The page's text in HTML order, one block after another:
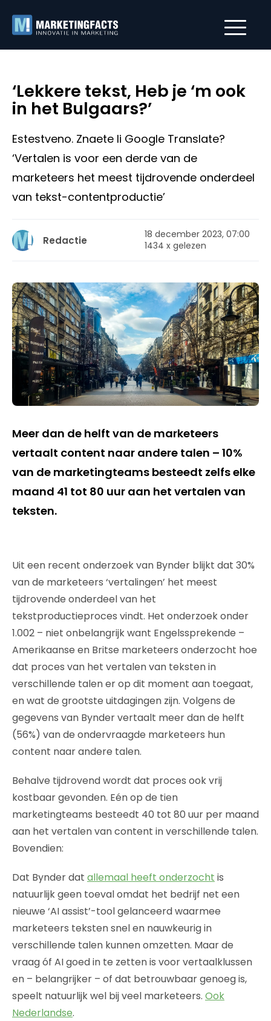
‘Lekkere tekst, Heb je ‘m ook
in het Bulgaars?’
Estestveno. Znaete li Google Translate?
‘Vertalen is voor een derde van de
marketeers het meest tijdrovende onderdeel
van tekst-contentproductie’
Redactie
18 december 2023, 07:00
1434 x gelezen
Meer dan de helft van de marketeers
vertaalt content naar andere talen – 10%
van de marketingteams besteedt zelfs elke
maand 41 tot 80 uur aan het vertalen van
teksten.
Uit een recent onderzoek van Bynder blijkt dat 30%
van de marketeers ‘vertalingen’ het meest
tijdrovende onderdeel van het
tekstproductieproces vindt. Het onderzoek onder
1.002 – niet onbelangrijk want Engelssprekende –
Amerikaanse en Britse marketeers onderzocht hoe
dat proces van het vertalen van teksten in
verschillende talen er op dit moment aan toegaat,
en wat de grootste uitdagingen zijn. Volgens de
gegevens van Bynder vertaalt meer dan de helft
(56%) van de ondervraagde marketeers hun
content naar andere talen.
Behalve tijdrovend wordt dat proces ook vrij
kostbaar gevonden. Eén op de tien
marketingteams besteedt 40 tot 80 uur per maand
aan het vertalen van content in verschillende talen.
Bovendien:
Dat Bynder dat allemaal heeft onderzocht is
natuurlijk geen toeval omdat het bedrijf net een
nieuwe ‘AI assist’-tool gelanceerd waarmee
marketeers teksten snel en nauwkeurig in
verschillende talen kunnen omzetten. Maar de
vraag óf AI goed in te zetten is voor vertaalklussen
en – belangrijker – of dat betrouwbaar genoeg is,
speelt natuurlijk wel bij veel marketeers. Ook
Nederlandse.